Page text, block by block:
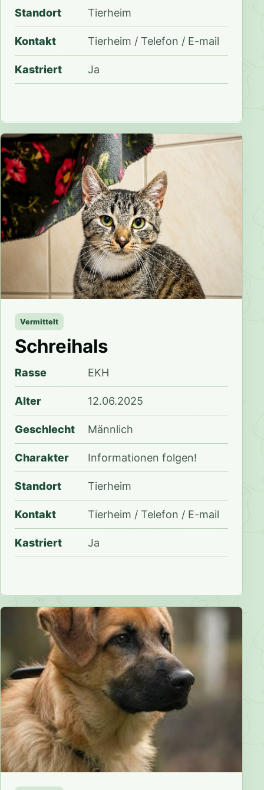
Standort Tierheim
Kontakt Tierheim / Telefon / E-mail
Kastriert Ja
Vermittelt
Schreihals
Rasse EKH
Alter 12.06.2025
Geschlecht Männlich
Charakter Informationen folgen!
Standort Tierheim
Kontakt Tierheim / Telefon / E-mail
Kastriert Ja